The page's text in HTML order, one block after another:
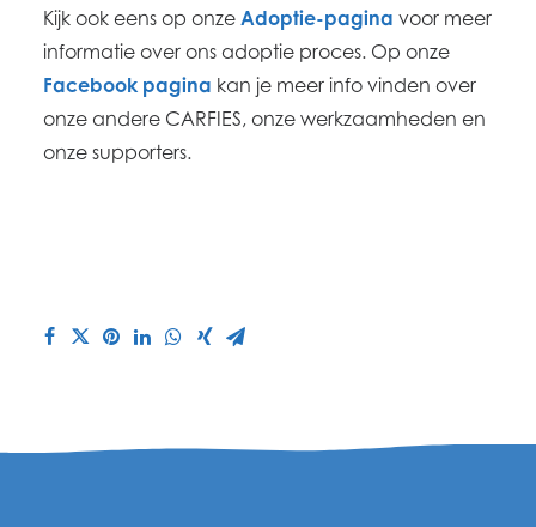
Kijk ook eens op onze Adoptie-pagina voor meer
informatie over ons adoptie proces. Op onze
Facebook pagina kan je meer info vinden over
onze andere CARFIES, onze werkzaamheden en
onze supporters.